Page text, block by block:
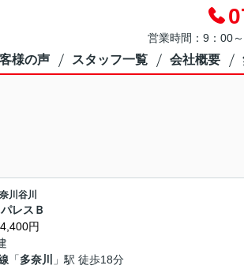
営業時間：9：00
様の声 スタッフ一覧 会社概要
川谷川
レスＢ
円
「多奈川
」駅 徒歩18分